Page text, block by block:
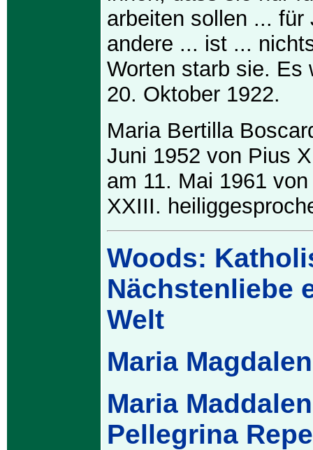
arbeiten sollen ... für
andere ... ist ...
Worten starb sie. Es
20. Oktober 1922.
Maria Bertilla
Juni 1952 von Pius
am 11. Mai 1961
XXIII.
Woods:
Nächstenliebe
Welt
Maria
Maria
Pellegrina